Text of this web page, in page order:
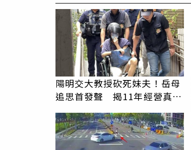
陽明交大教授砍死妹夫！岳母
追思首發聲 揭11年經營真相